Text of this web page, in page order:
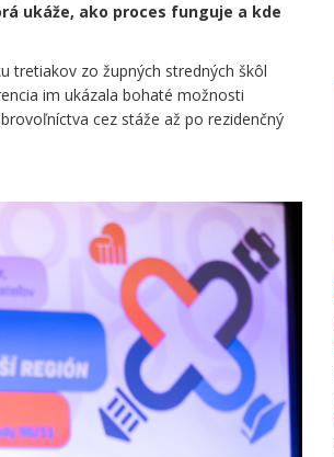
ukáže, ako proces funguje a kde
tretiakov zo župných stredných škôl
im ukázala bohaté možnosti
cez stáže až po rezidenčný